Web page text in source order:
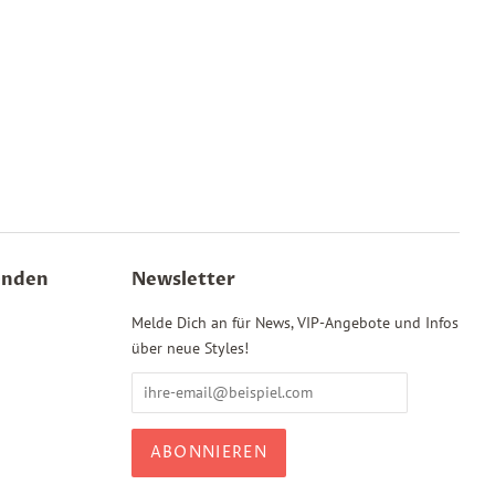
Newsletter
Melde Dich an für News, VIP-Angebote und Infos
über neue Styles!